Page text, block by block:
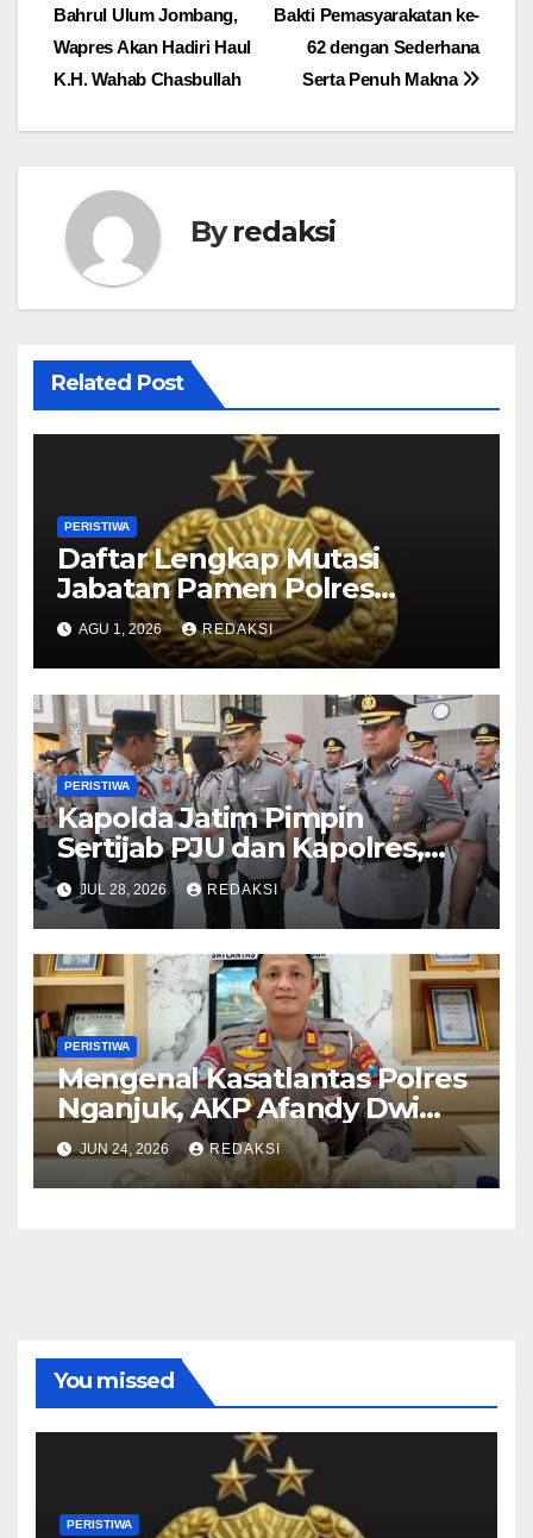
Bakti Pemasyarakatan ke-
62 dengan Sederhana
Serta Penuh Makna
Bahrul Ulum Jombang,
Wapres Akan Hadiri Haul
K.H. Wahab Chasbullah
Byredaksi
Related Post
PERISTIWA
Daftar Lengkap Mutasi
Jabatan Pamen Polres
Jajaran Polda Jatim 2026
AGU 1, 2026 REDAKSI
PERISTIWA
Kapolda Jatim Pimpin
Sertijab PJU dan Kapolres,
Perkuat Regenerasi
Kepemimpinan dan
Pelayanan Presisi
JUL 28, 2026 REDAKSI
PERISTIWA
Mengenal Kasatlantas Polres
Nganjuk, AKP Afandy Dwi
Takdir
JUN 24, 2026 REDAKSI
You missed
PERISTIWA